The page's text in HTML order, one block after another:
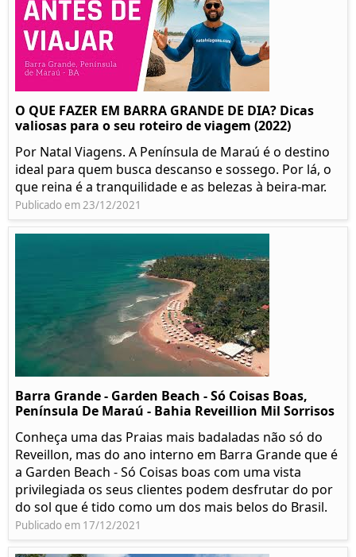
O QUE FAZER EM BARRA GRANDE DE DIA? Dicas
valiosas para o seu roteiro de viagem (2022)
Por Natal Viagens. A Península de Maraú é o destino
ideal para quem busca descanso e sossego. Por lá, o
que reina é a tranquilidade e as belezas à beira-mar.
Publicado em 23/12/2021
Barra Grande - Garden Beach - Só Coisas Boas,
Península De Maraú - Bahia Reveillion Mil Sorrisos
Conheça uma das Praias mais badaladas não só do
Reveillon, mas do ano interno em Barra Grande que é
a Garden Beach - Só Coisas boas com uma vista
privilegiada os seus clientes podem desfrutar do por
do sol que é tido como um dos mais belos do Brasil.
Publicado em 17/12/2021